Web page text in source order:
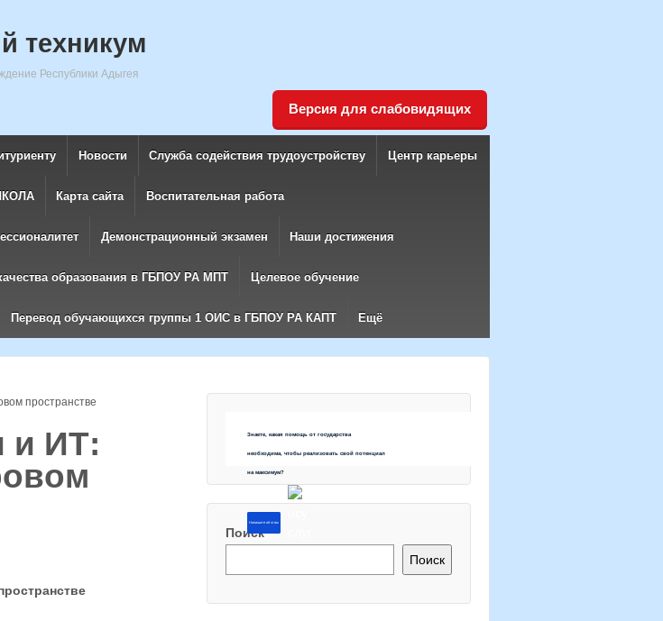
техникум
Республики Адыгея
Версия для слабовидящих
Новости Служба содействия трудоустройству Центр карьеры
Карта сайта Воспитательная работа
Демонстрационный экзамен Наши достижения
образования в ГБПОУ РА МПТ Целевое обучение
Перевод обучающихся группы 1 ОИС в ГБПОУ РА КАПТ Ещё
пространстве
и ИТ:
Знаете, какая помощь от государства
необходима, чтобы реализовать свой потенциал
на максимум?
Напишите об этом
Поиск
Поиск